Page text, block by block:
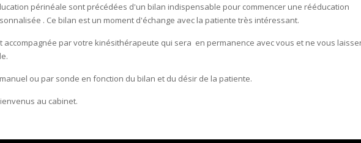
périnéale sont précédées d'un bilan indispensable pour commencer une rééducation
. Ce bilan est un moment d'échange avec la patiente très intéressant.
accompagnée par votre kinésithérapeute qui sera en permanence avec vous et ne vous
ou par sonde en fonction du bilan et du désir de la patiente.
au cabinet.